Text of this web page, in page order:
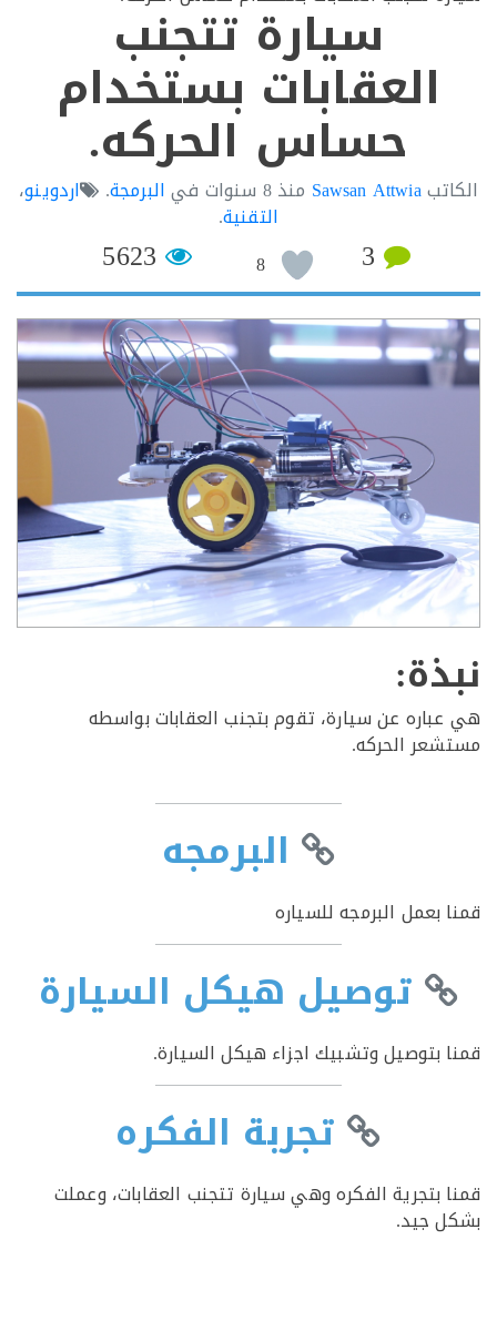
سيارة تتجنب
العقابات بستخدام
حساس الحركه.
Sawsan Attwiaمنذ8 سنوات فيالبرمجة. اردوينو،
التقنية.
3
8
5623
عن سيارة، تقوم بتجنب العقابات بواسطه
الحركه.
البرمجه
بعمل البرمجه للسياره
توصيل هيكل السيارة
بتوصيل وتشبيك اجزاء هيكل السيارة.
تجربة الفكره
بتجرية الفكره وهي سيارة تتجنب العقابات، وعملت
جيد.